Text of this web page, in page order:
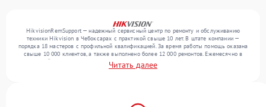
HikvisionRemSupport — надежный сервисный центр по ремонту и обслуживанию
техники Hikvision в Чебоксарах с практикой свыше 10 лет. В штате компании —
порядка 18 мастеров с профильной квалификацией. За время работы помощь оказана
свыше 10 000 клиентов, а также выполнено более 12 000 ремонтов. Ежемесячно в
сервисный центр поступает свыше 300 единиц техники, включая , , . Мы работаем с
широким спектром неисправностей и гарантируем высокое качество обслуживания
Читать далее